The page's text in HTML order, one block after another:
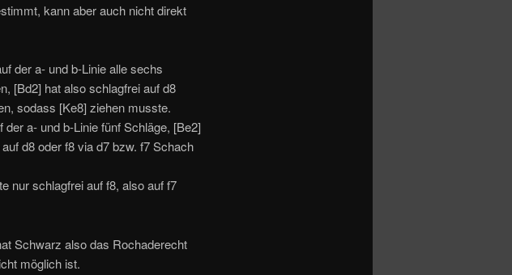
kann aber auch nicht direkt
der a- und b-Linie alle sechs
[Bd2] hat also schlagfrei auf d8
sodass [Ke8] ziehen musste.
a- und b-Linie fünf Schläge, [Be2]
d8 oder f8 via d7 bzw. f7 Schach
nur schlagfrei auf f8, also auf f7
Schwarz also das Rochaderecht
möglich ist.